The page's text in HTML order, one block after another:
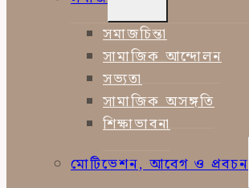
MENU
সমাজচিন্তা
সামাজিক আন্দোলন
সভ্যতা
সামাজিক অসঙ্গতি
শিক্ষাভাবনা
মোটিভেশন, আবেগ ও প্রবচন